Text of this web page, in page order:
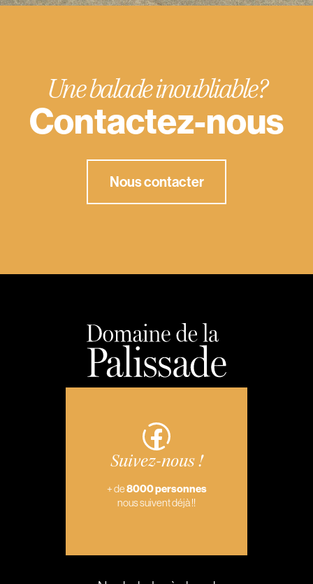
Une balade inoubliable?
Contactez-nous
Nous contacter
Suivez-nous !
+ de8000 personnes
nous suivent déjà !!